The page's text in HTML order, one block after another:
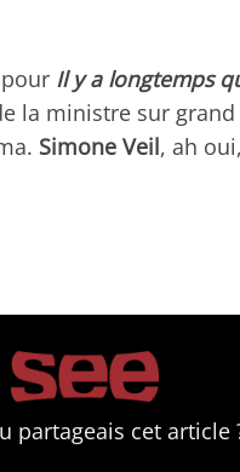
Il y a longtemps
la ministre sur
Simone Veil, ah
partageais cet article